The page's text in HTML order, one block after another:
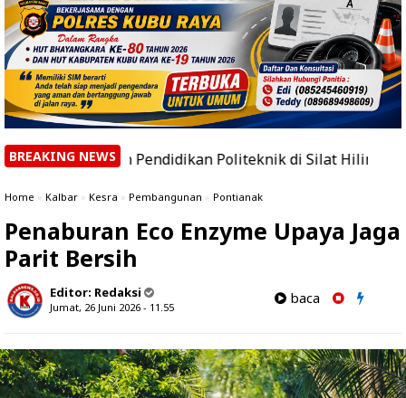
BREAKING NEWS
Pendidikan Politeknik di Silat Hilir | 30 Petani
Home » Kalbar » Kesra » Pembangunan » Pontianak
Penaburan Eco Enzyme Upaya Jaga
Parit Bersih
Editor: Redaksi
Jumat, 26 Juni 2026 - 11.55
baca